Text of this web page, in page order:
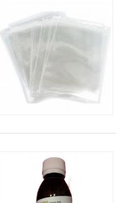
עומדים בתקני שירות המזון
בינלאומיים! חדש באתר-
וצבעי המאכל כשרים
ירושלים. אספקה מהירה.
השירות,המחירים וטיב המוצרים